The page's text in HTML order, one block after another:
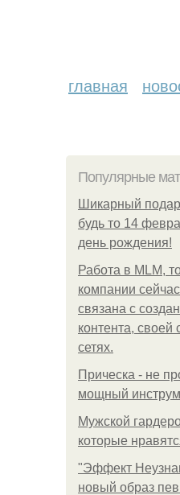
главная
Популярные
Шикарный
будь то 14
день рождения!
Работа в MLM,
компании
связана с
контента, своей
сетях.
Прическа - не
мощный
Мужской
которые
"Эффект
новый образ